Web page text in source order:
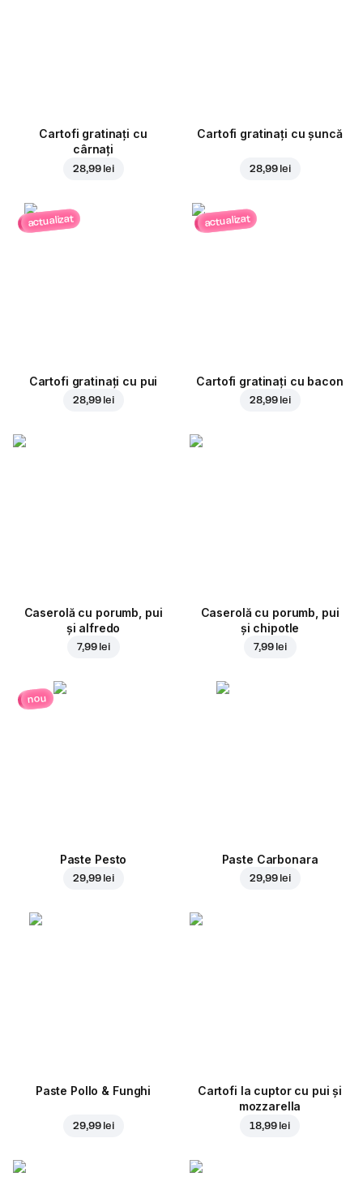
Cartofi gratinați cu
cârnați
28,99 lei
Cartofi gratinați cu șuncă
28,99 lei
actualizat
Cartofi gratinați cu pui
28,99 lei
actualizat
Cartofi gratinați cu bacon
28,99 lei
Caserolă cu porumb, pui
și alfredo
7,99 lei
Caserolă cu porumb, pui
și chipotle
7,99 lei
nou
Paste Pesto
29,99 lei
Paste Carbonara
29,99 lei
Paste Pollo & Funghi
29,99 lei
Cartofi la cuptor cu pui și
mozzarella
18,99 lei